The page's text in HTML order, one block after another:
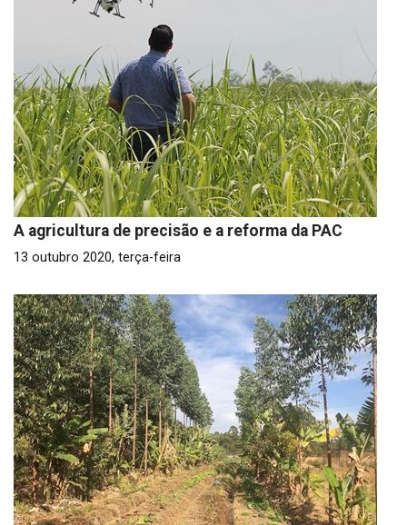
A agricultura de precisão e a reforma da PAC
13 outubro 2020, terça-feira